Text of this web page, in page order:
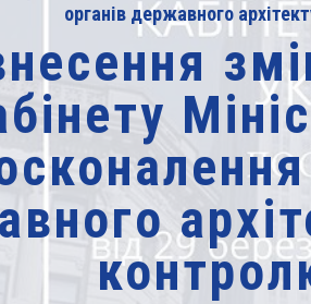
органів державного